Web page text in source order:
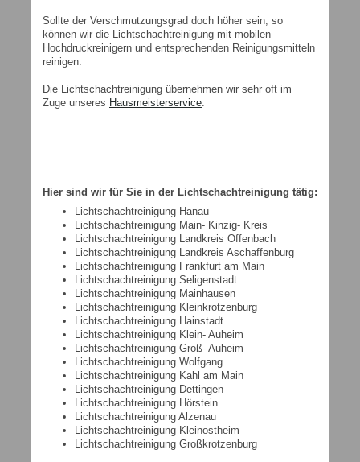
Sollte der Verschmutzungsgrad doch höher sein, so
können wir die Lichtschachtreinigung mit mobilen
Hochdruckreinigern und entsprechenden Reinigungsmitteln
reinigen.
Die Lichtschachtreinigung übernehmen wir sehr oft im
Zuge unseres Hausmeisterservice.
Hier sind wir für Sie in der Lichtschachtreinigung tätig:
Lichtschachtreinigung Hanau
Lichtschachtreinigung Main- Kinzig- Kreis
Lichtschachtreinigung Landkreis Offenbach
Lichtschachtreinigung Landkreis Aschaffenburg
Lichtschachtreinigung Frankfurt am Main
Lichtschachtreinigung Seligenstadt
Lichtschachtreinigung Mainhausen
Lichtschachtreinigung Kleinkrotzenburg
Lichtschachtreinigung Hainstadt
Lichtschachtreinigung Klein- Auheim
Lichtschachtreinigung Groß- Auheim
Lichtschachtreinigung Wolfgang
Lichtschachtreinigung Kahl am Main
Lichtschachtreinigung Dettingen
Lichtschachtreinigung Hörstein
Lichtschachtreinigung Alzenau
Lichtschachtreinigung Kleinostheim
Lichtschachtreinigung Großkrotzenburg